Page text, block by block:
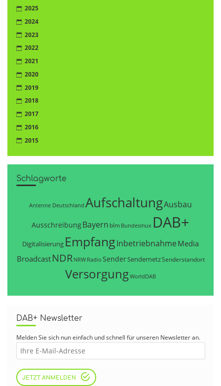
2025
2024
2023
2022
2021
2020
2019
2018
2017
2016
2015
Schlagworte
Antenne Deutschland AufschaltungAusbau
AusschreibungBayern blm Bundesmux DAB+
Digitalisierung EmpfangInbetriebnahme Media
Broadcast NDR NRW Radio SenderSendernetzSenderstandort
VersorgungWorldDAB
DAB+ Newsletter
Melden Sie sich nun einfach und schnell für unseren Newsletter an.
JETZT ANMELDEN